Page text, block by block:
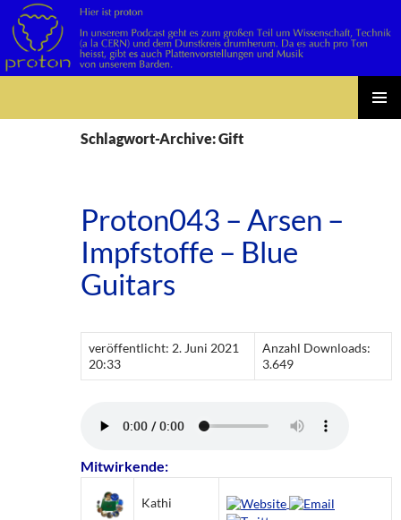
Schlagwort-Archive: Gift
Proton043 – Arsen –
Impfstoffe – Blue
Guitars
veröffentlicht: 2. Juni 2021
20:33
Anzahl Downloads:
3.649
Mitwirkende:
Kathi